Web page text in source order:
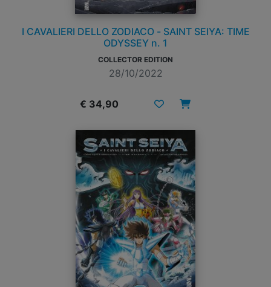
I CAVALIERI DELLO ZODIACO - SAINT SEIYA: TIME
ODYSSEY n. 1
COLLECTOR EDITION
28/10/2022
€ 34,90